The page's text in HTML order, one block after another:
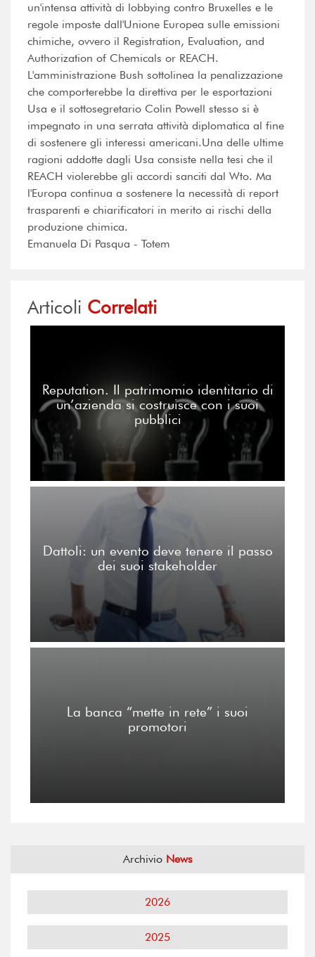
un'intensa attività di lobbying contro Bruxelles e le
regole imposte dall'Unione Europea sulle emissioni
chimiche, ovvero il Registration, Evaluation, and
Authorization of Chemicals or REACH.
L'amministrazione Bush sottolinea la penalizzazione
che comporterebbe la direttiva per le esportazioni
Usa e il sottosegretario Colin Powell stesso si è
impegnato in una serrata attività diplomatica al fine
di sostenere gli interessi americani.Una delle ultime
ragioni addotte dagli Usa consiste nella tesi che il
REACH violerebbe gli accordi sanciti dal Wto. Ma
l'Europa continua a sostenere la necessità di report
trasparenti e chiarificatori in merito ai rischi della
produzione chimica.
Emanuela Di Pasqua - Totem
Articoli Correlati
Reputation. Il patrimomio identitario di
un’azienda si costruisce con i suoi
pubblici
Dattoli: un evento deve tenere il passo
dei suoi stakeholder
La banca “mette in rete” i suoi
promotori
Archivio News
2026
2025